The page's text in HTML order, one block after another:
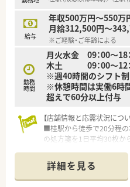
給与
年収500万円～550万
月給312,500円～
※ご経験・ご年齢による
勤務
時間
月火水金 09：00～18
木土 09：00～12
※週40時間のシフト制
※休憩時間は実働6時
超えで60分以上付与
【店舗情報と応需状況につい
■桂駅から徒歩で20分程の
の処方箋を1日平均30枚か
事務スタッフ1名の計3名
■近隣のクリニックからの
域密着型の落ち着いた環境
詳細を見る